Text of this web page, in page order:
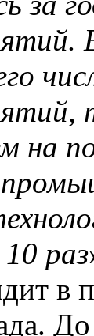
на
раз
в
.